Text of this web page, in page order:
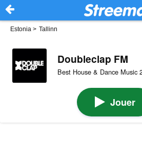
Estonia > Tallinn
Doubleclap FM
Best House & Dance Music
Jouer